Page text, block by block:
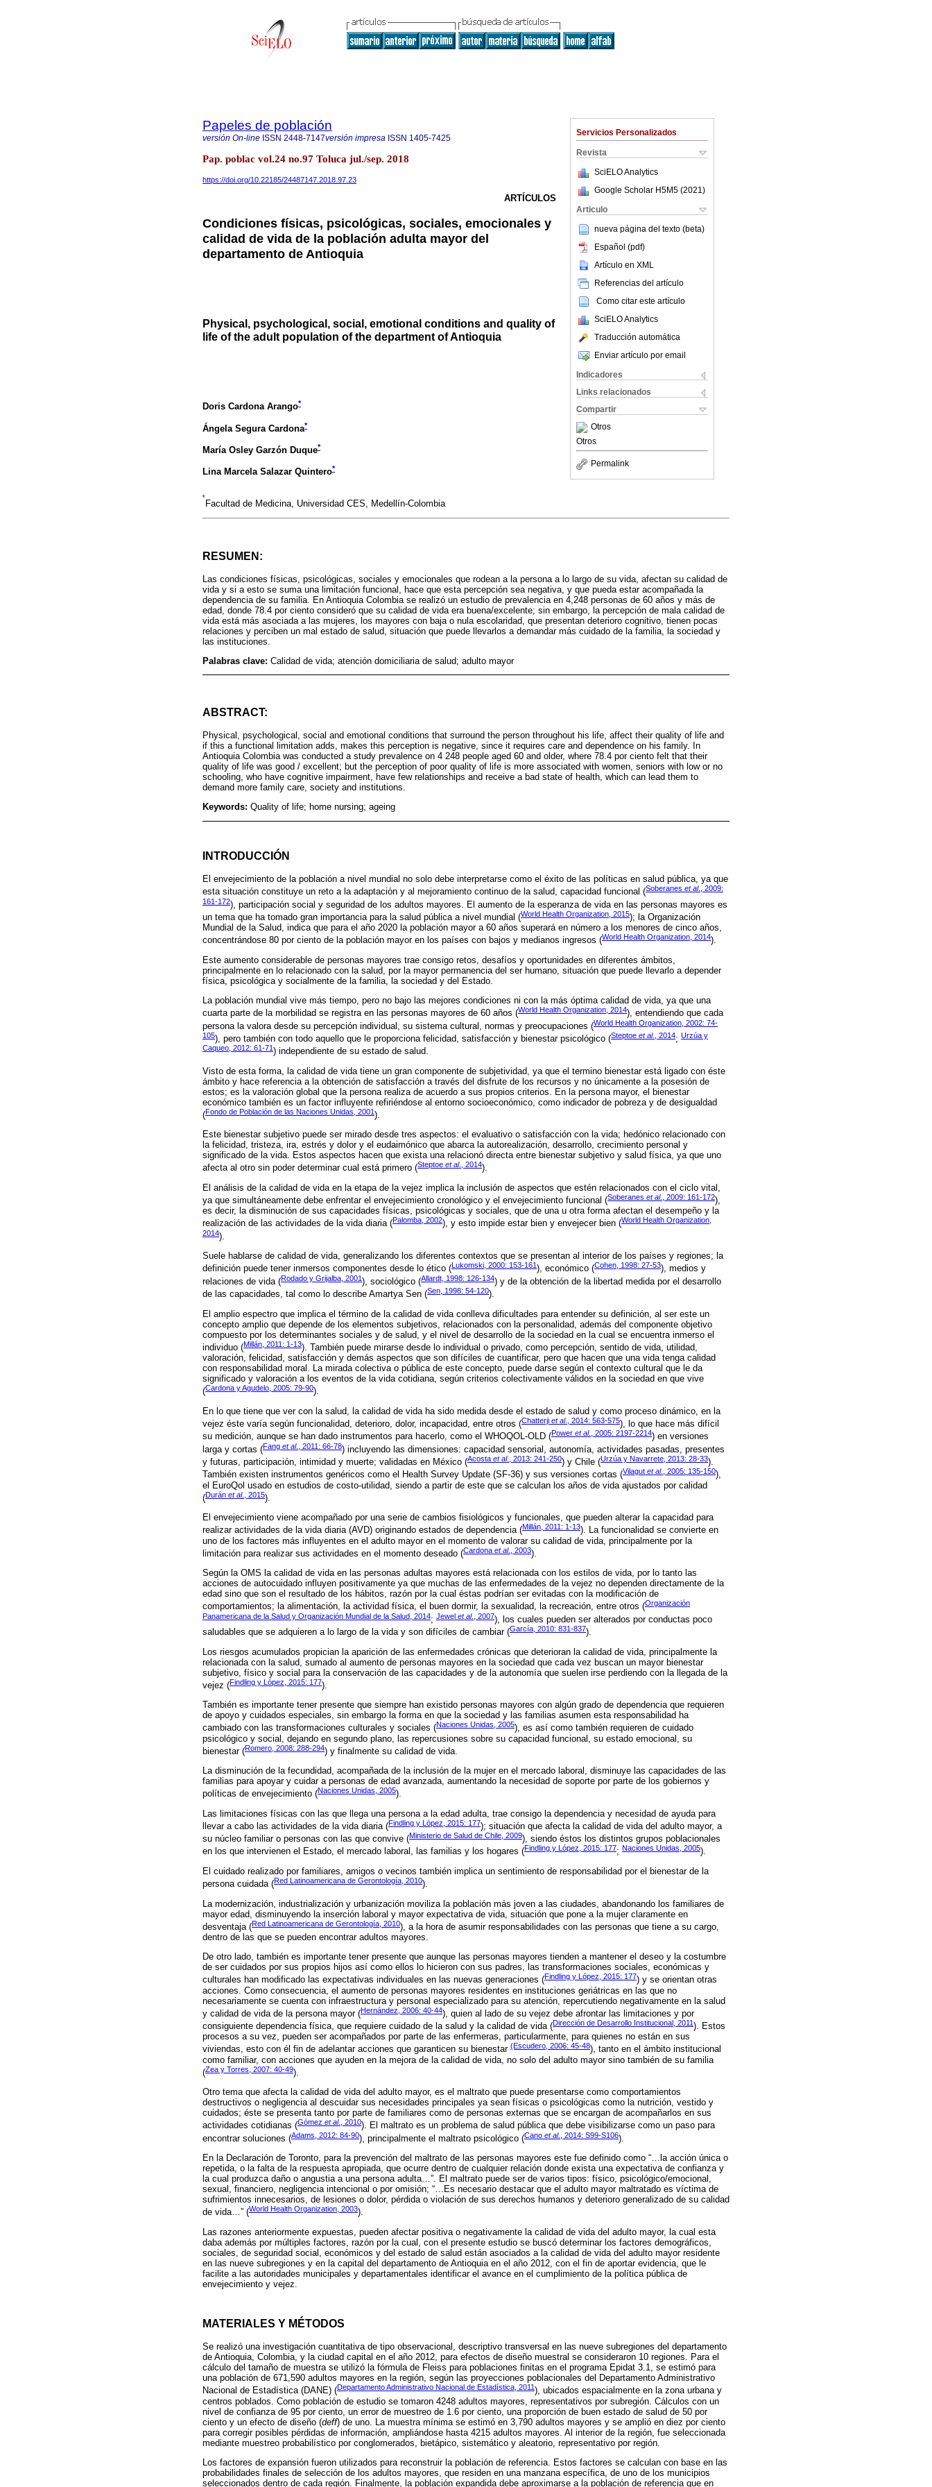
Servicios Personalizados
Revista
SciELO Analytics
Google Scholar H5M5 (2021 )
Articulo
nueva página del texto (beta)
Español (pdf)
Artículo en XML
Referencias del artículo
Como citar este artículo
SciELO Analytics
Traducción automática
Enviar artículo por email
Indicadores
Links relacionados
Compartir
Otros
Otros
Permalink
Papeles de población
versión On-line ISSN 2448-7147versión impresa ISSN 1405-7425
Pap. poblac vol.24 no.97 Toluca jul./sep. 2018
https://doi.org/10.22185/24487147.2018.97.23
ARTÍCULOS
Condiciones físicas, psicológicas, sociales, emocionales y
calidad de vida de la población adulta mayor del
departamento de Antioquia
Physical, psychological, social, emotional conditions and quality of
life of the adult population of the department of Antioquia
Doris Cardona Arango*
Ángela Segura Cardona*
María Osley Garzón Duque*
Lina Marcela Salazar Quintero*
*
Facultad de Medicina, Universidad CES, Medellín-Colombia
RESUMEN:
Las condiciones físicas, psicológicas, sociales y emocionales que rodean a la persona a lo largo de su vida, afectan su calidad de
vida y si a esto se suma una limitación funcional, hace que esta percepción sea negativa, y que pueda estar acompañada la
dependencia de su familia. En Antioquia Colombia se realizó un estudio de prevalencia en 4,248 personas de 60 años y más de
edad, donde 78.4 por ciento consideró que su calidad de vida era buena/excelente; sin embargo, la percepción de mala calidad de
vida está más asociada a las mujeres, los mayores con baja o nula escolaridad, que presentan deterioro cognitivo, tienen pocas
relaciones y perciben un mal estado de salud, situación que puede llevarlos a demandar más cuidado de la familia, la sociedad y
las instituciones.
Palabras clave: Calidad de vida; atención domiciliaria de salud; adulto mayor
ABSTRACT:
Physical, psychological, social and emotional conditions that surround the person throughout his life, affect their quality of life and
if this a functional limitation adds, makes this perception is negative, since it requires care and dependence on his family. In
Antioquia Colombia was conducted a study prevalence on 4 248 people aged 60 and older, where 78.4 por ciento felt that their
quality of life was good / excellent; but the perception of poor quality of life is more associated with women, seniors with low or no
schooling, who have cognitive impairment, have few relationships and receive a bad state of health, which can lead them to
demand more family care, society and institutions.
Keywords: Quality of life; home nursing; ageing
INTRODUCCIÓN
El envejecimiento de la población a nivel mundial no solo debe interpretarse como el éxito de las políticas en salud pública, ya que
esta situación constituye un reto a la adaptación y al mejoramiento continuo de la salud, capacidad funcional (Soberanes et al., 2009:
161-172), participación social y seguridad de los adultos mayores. El aumento de la esperanza de vida en las personas mayores es
un tema que ha tomado gran importancia para la salud pública a nivel mundial (World Health Organization, 2015); la Organización
Mundial de la Salud, indica que para el año 2020 la población mayor a 60 años superará en número a los menores de cinco años,
concentrándose 80 por ciento de la población mayor en los países con bajos y medianos ingresos (World Health Organization, 2014).
Este aumento considerable de personas mayores trae consigo retos, desafíos y oportunidades en diferentes ámbitos,
principalmente en lo relacionado con la salud, por la mayor permanencia del ser humano, situación que puede llevarlo a depender
física, psicológica y socialmente de la familia, la sociedad y del Estado.
La población mundial vive más tiempo, pero no bajo las mejores condiciones ni con la más óptima calidad de vida, ya que una
cuarta parte de la morbilidad se registra en las personas mayores de 60 años (World Health Organization, 2014), entendiendo que cada
persona la valora desde su percepción individual, su sistema cultural, normas y preocupaciones (World Health Organization, 2002: 74-
105), pero también con todo aquello que le proporciona felicidad, satisfacción y bienestar psicológico (Steptoe et al. , 2014; Urzúa y
Caqueo, 2012: 61-71 ) independiente de su estado de salud.
Visto de esta forma, la calidad de vida tiene un gran componente de subjetividad, ya que el termino bienestar está ligado con éste
ámbito y hace referencia a la obtención de satisfacción a través del disfrute de los recursos y no únicamente a la posesión de
estos; es la valoración global que la persona realiza de acuerdo a sus propios criterios. En la persona mayor, el bienestar
económico también es un factor influyente refiriéndose al entorno socioeconómico, como indicador de pobreza y de desigualdad
(Fondo de Población de las Naciones Unidas, 2001).
Este bienestar subjetivo puede ser mirado desde tres aspectos: el evaluativo o satisfacción con la vida; hedónico relacionado con
la felicidad, tristeza, ira, estrés y dolor y el eudaimónico que abarca la autorealización, desarrollo, crecimiento personal y
significado de la vida. Estos aspectos hacen que exista una relacionó directa entre bienestar subjetivo y salud física, ya que uno
afecta al otro sin poder determinar cual está primero (Steptoe et al., 2014).
El análisis de la calidad de vida en la etapa de la vejez implica la inclusión de aspectos que estén relacionados con el ciclo vital,
ya que simultáneamente debe enfrentar el envejecimiento cronológico y el envejecimiento funcional (Soberanes et al., 2009: 161-172),
es decir, la disminución de sus capacidades físicas, psicológicas y sociales, que de una u otra forma afectan el desempeño y la
realización de las actividades de la vida diaria (Palomba, 2002), y esto impide estar bien y envejecer bien (World Health Organization,
2014).
Suele hablarse de calidad de vida, generalizando los diferentes contextos que se presentan al interior de los países y regiones; la
definición puede tener inmersos componentes desde lo ético ( Lukomski, 2000: 153-161 ), económico (Cohen, 1998: 27-53), medios y
relaciones de vida (Rodado y Grijalba, 2001), sociológico (Allardt, 1998: 126-134) y de la obtención de la libertad medida por el desarrollo
de las capacidades, tal como lo describe Amartya Sen (Sen, 1998: 54-120).
El amplio espectro que implica el término de la calidad de vida conlleva dificultades para entender su definición, al ser este un
concepto amplio que depende de los elementos subjetivos, relacionados con la personalidad, además del componente objetivo
compuesto por los determinantes sociales y de salud, y el nivel de desarrollo de la sociedad en la cual se encuentra inmerso el
individuo (Millán, 2011: 1-13). También puede mirarse desde lo individual o privado, como percepción, sentido de vida, utilidad,
valoración, felicidad, satisfacción y demás aspectos que son difíciles de cuantificar, pero que hacen que una vida tenga calidad
con responsabilidad moral. La mirada colectiva o pública de este concepto, puede darse según el contexto cultural que le da
significado y valoración a los eventos de la vida cotidiana, según criterios colectivamente válidos en la sociedad en que vive
(Cardona y Agudelo, 2005: 79-90).
En lo que tiene que ver con la salud, la calidad de vida ha sido medida desde el estado de salud y como proceso dinámico, en la
vejez éste varía según funcionalidad, deterioro, dolor, incapacidad, entre otros (Chatterji et al., 2014: 563-575), lo que hace más difícil
su medición, aunque se han dado instrumentos para hacerlo, como el WHOQOL-OLD (Power et al., 2005: 2197-2214) en versiones
larga y cortas (Fang et al., 2011: 66-78) incluyendo las dimensiones: capacidad sensorial, autonomía, actividades pasadas, presentes
y futuras, participación, intimidad y muerte; validadas en México (Acosta et al., 2013: 241-250) y Chile (Urzúa y Navarrete, 2013: 28-33).
También existen instrumentos genéricos como el Health Survey Update (SF-36) y sus versiones cortas (Vilagut et al., 2005: 135-150),
el EuroQol usado en estudios de costo-utilidad, siendo a partir de este que se calculan los años de vida ajustados por calidad
(Durán et al., 2015).
El envejecimiento viene acompañado por una serie de cambios fisiológicos y funcionales, que pueden alterar la capacidad para
realizar actividades de la vida diaria (AVD) originando estados de dependencia (Millán, 2011: 1-13). La funcionalidad se convierte en
uno de los factores más influyentes en el adulto mayor en el momento de valorar su calidad de vida, principalmente por la
limitación para realizar sus actividades en el momento deseado (Cardona et al., 2003).
Según la OMS la calidad de vida en las personas adultas mayores está relacionada con los estilos de vida, por lo tanto las
acciones de autocuidado influyen positivamente ya que muchas de las enfermedades de la vejez no dependen directamente de la
edad sino que son el resultado de los hábitos, razón por la cual éstas podrían ser evitadas con la modificación de
comportamientos; la alimentación, la actividad física, el buen dormir, la sexualidad, la recreación, entre otros (Organización
Panamericana de la Salud y Organización Mundial de la Salud, 2014; Jewel et al., 2007), los cuales pueden ser alterados por conductas poco
saludables que se adquieren a lo largo de la vida y son difíciles de cambiar (García, 2010: 831-837).
Los riesgos acumulados propician la aparición de las enfermedades crónicas que deterioran la calidad de vida, principalmente la
relacionada con la salud, sumado al aumento de personas mayores en la sociedad que cada vez buscan un mayor bienestar
subjetivo, físico y social para la conservación de las capacidades y de la autonomía que suelen irse perdiendo con la llegada de la
vejez (Findling y López, 2015: 177).
También es importante tener presente que siempre han existido personas mayores con algún grado de dependencia que requieren
de apoyo y cuidados especiales, sin embargo la forma en que la sociedad y las familias asumen esta responsabilidad ha
cambiado con las transformaciones culturales y sociales (Naciones Unidas, 2005), es así como también requieren de cuidado
psicológico y social, dejando en segundo plano, las repercusiones sobre su capacidad funcional, su estado emocional, su
bienestar (Romero, 2008: 288-294) y finalmente su calidad de vida.
La disminución de la fecundidad, acompañada de la inclusión de la mujer en el mercado laboral, disminuye las capacidades de las
familias para apoyar y cuidar a personas de edad avanzada, aumentando la necesidad de soporte por parte de los gobiernos y
políticas de envejecimiento (Naciones Unidas, 2005).
Las limitaciones físicas con las que llega una persona a la edad adulta, trae consigo la dependencia y necesidad de ayuda para
llevar a cabo las actividades de la vida diaria (Findling y López, 2015: 177); situación que afecta la calidad de vida del adulto mayor, a
su núcleo familiar o personas con las que convive (Ministerio de Salud de Chile, 2009), siendo éstos los distintos grupos poblacionales
en los que intervienen el Estado, el mercado laboral, las familias y los hogares (Findling y López, 2015: 177; Naciones Unidas, 2005).
El cuidado realizado por familiares, amigos o vecinos también implica un sentimiento de responsabilidad por el bienestar de la
persona cuidada (Red Latinoamericana de Gerontología, 2010).
La modernización, industrialización y urbanización moviliza la población más joven a las ciudades, abandonando los familiares de
mayor edad, disminuyendo la inserción laboral y mayor expectativa de vida, situación que pone a la mujer claramente en
desventaja (Red Latinoamericana de Gerontología, 2010), a la hora de asumir responsabilidades con las personas que tiene a su cargo,
dentro de las que se pueden encontrar adultos mayores.
De otro lado, también es importante tener presente que aunque las personas mayores tienden a mantener el deseo y la costumbre
de ser cuidados por sus propios hijos así como ellos lo hicieron con sus padres, las transformaciones sociales, económicas y
culturales han modificado las expectativas individuales en las nuevas generaciones (Findling y López, 2015: 177) y se orientan otras
acciones. Como consecuencia, el aumento de personas mayores residentes en instituciones geriátricas en las que no
necesariamente se cuenta con infraestructura y personal especializado para su atención, repercutiendo negativamente en la salud
y calidad de vida de la persona mayor (Hernández, 2006: 40-44), quien al lado de su vejez debe afrontar las limitaciones y por
consiguiente dependencia física, que requiere cuidado de la salud y la calidad de vida (Dirección de Desarrollo Institucional, 2011). Estos
procesos a su vez, pueden ser acompañados por parte de las enfermeras, particularmente, para quienes no están en sus
viviendas, esto con él fin de adelantar acciones que garanticen su bienestar (Escudero, 2006: 45-48), tanto en el ámbito institucional
como familiar, con acciones que ayuden en la mejora de la calidad de vida, no solo del adulto mayor sino también de su familia
(Zea y Torres, 2007: 40-49).
Otro tema que afecta la calidad de vida del adulto mayor, es el maltrato que puede presentarse como comportamientos
destructivos o negligencia al descuidar sus necesidades principales ya sean físicas o psicológicas como la nutrición, vestido y
cuidados; éste se presenta tanto por parte de familiares como de personas externas que se encargan de acompañarlos en sus
actividades cotidianas (Gómez et al., 2010). El maltrato es un problema de salud pública que debe visibilizarse como un paso para
encontrar soluciones (Adams, 2012: 84-90), principalmente el maltrato psicológico (Cano et al., 2014: S99-S106).
En la Declaración de Toronto, para la prevención del maltrato de las personas mayores este fue definido como “…la acción única o
repetida, o la falta de la respuesta apropiada, que ocurre dentro de cualquier relación donde exista una expectativa de confianza y
la cual produzca daño o angustia a una persona adulta…”. El maltrato puede ser de varios tipos: físico, psicológico/emocional,
sexual, financiero, negligencia intencional o por omisión; “…Es necesario destacar que el adulto mayor maltratado es víctima de
sufrimientos innecesarios, de lesiones o dolor, pérdida o violación de sus derechos humanos y deterioro generalizado de su calidad
de vida…” (World Health Organization, 2003).
Las razones anteriormente expuestas, pueden afectar positiva o negativamente la calidad de vida del adulto mayor, la cual esta
daba además por múltiples factores, razón por la cual, con el presente estudio se buscó determinar los factores demográficos,
sociales, de seguridad social, económicos y del estado de salud están asociados a la calidad de vida del adulto mayor residente
en las nueve subregiones y en la capital del departamento de Antioquia en el año 2012, con el fin de aportar evidencia, que le
facilite a las autoridades municipales y departamentales identificar el avance en el cumplimiento de la política pública de
envejecimiento y vejez.
MATERIALES Y MÉTODOS
Se realizó una investigación cuantitativa de tipo observacional, descriptivo transversal en las nueve subregiones del departamento
de Antioquia, Colombia, y la ciudad capital en el año 2012, para efectos de diseño muestral se consideraron 10 regiones. Para el
cálculo del tamaño de muestra se utilizó la fórmula de Fleiss para poblaciones finitas en el programa Epidat 3.1, se estimó para
una población de 671,590 adultos mayores en la región, según las proyecciones poblacionales del Departamento Administrativo
Nacional de Estadística (DANE) (Departamento Administrativo Nacional de Estadística, 2011 ), ubicados espacialmente en la zona urbana y
centros poblados. Como población de estudio se tomaron 4248 adultos mayores, representativos por subregión. Cálculos con un
nivel de confianza de 95 por ciento, un error de muestreo de 1.6 por ciento, una proporción de buen estado de salud de 50 por
ciento y un efecto de diseño (deff) de uno. La muestra mínima se estimó en 3,790 adultos mayores y se amplió en diez por ciento
para corregir posibles pérdidas de información, ampliándose hasta 4215 adultos mayores. Al interior de la región, fue seleccionada
mediante muestreo probabilístico por conglomerados, bietápico, sistemático y aleatorio, representativo por región.
Los factores de expansión fueron utilizados para reconstruir la población de referencia. Estos factores se calculan con base en las
probabilidades finales de selección de los adultos mayores, que residen en una manzana específica, de uno de los municipios
seleccionados dentro de cada región. Finalmente, la población expandida debe aproximarse a la población de referencia que en